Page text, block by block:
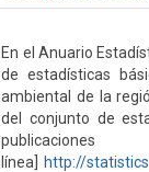
En el Anuario
de estadísticas
ambiental de la
del conjunto de
línea]
http://